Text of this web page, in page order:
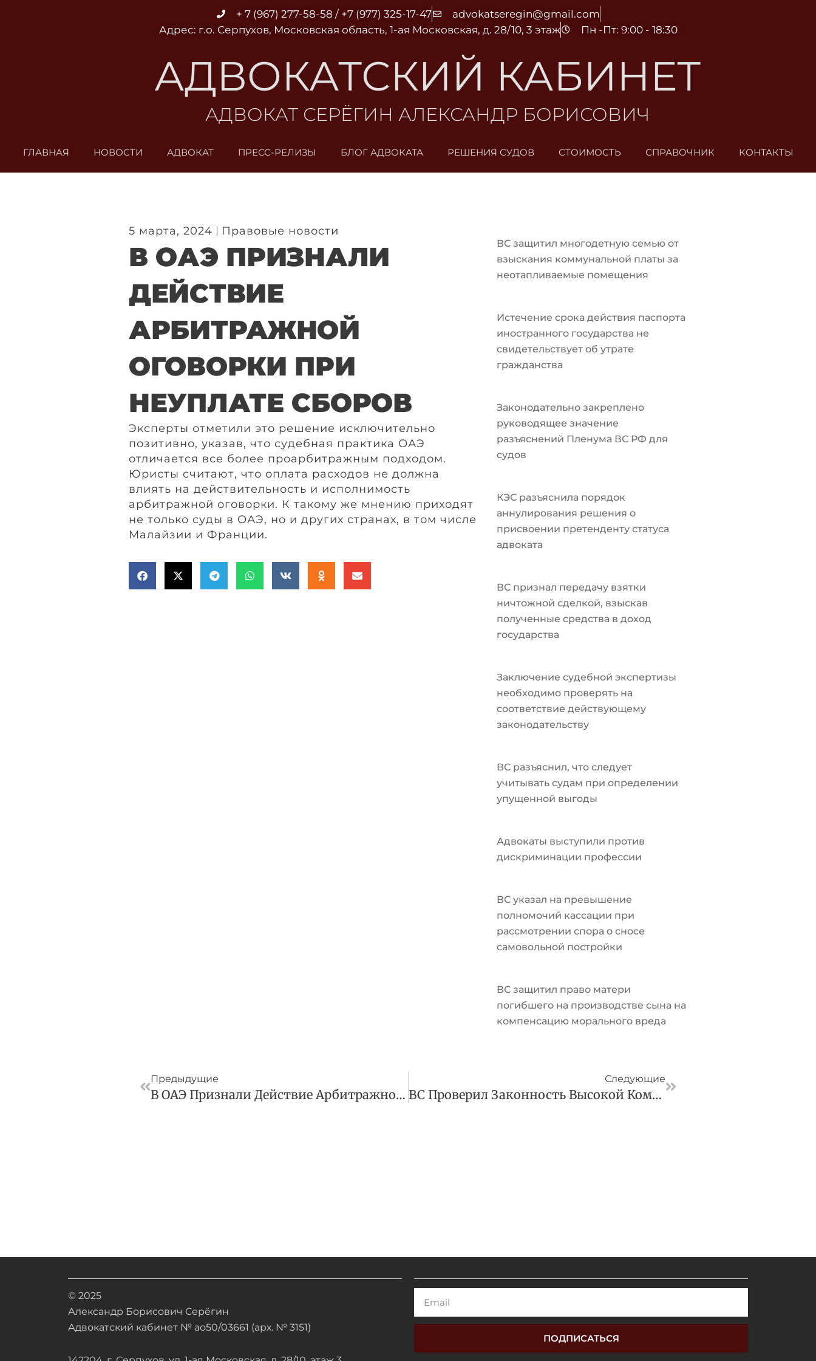
+ 7 (967) 277-58-58 / +7 (977) 325-17-47
advokatseregin@gmail.com
Адрес: г.о. Серпухов, Московская область, 1-ая Московская, д. 28/10, 3 этаж
Пн -Пт: 9:00 - 18:30
АДВОКАТСКИЙ КАБИНЕТ
АДВОКАТ СЕРЁГИН АЛЕКСАНДР БОРИСОВИЧ
ГЛАВНАЯ НОВОСТИ АДВОКАТ ПРЕСС-РЕЛИЗЫ БЛОГ АДВОКАТА РЕШЕНИЯ СУДОВ СТОИМОСТЬ СПРАВОЧНИК КОНТАКТЫ
5 марта, 2024 Правовые новости
В ОАЭ ПРИЗНАЛИ
ДЕЙСТВИЕ
АРБИТРАЖНОЙ
ОГОВОРКИ ПРИ
НЕУПЛАТЕ СБОРОВ
Эксперты отметили это решение исключительно
позитивно, указав, что судебная практика ОАЭ
отличается все более проарбитражным подходом.
Юристы считают, что оплата расходов не должна
влиять на действительность и исполнимость
арбитражной оговорки. К такому же мнению приходят
не только суды в ОАЭ, но и других странах, в том числе
Малайзии и Франции.
ВС защитил многодетную семью от
взыскания коммунальной платы за
неотапливаемые помещения
Истечение срока действия паспорта
иностранного государства не
свидетельствует об утрате
гражданства
Законодательно закреплено
руководящее значение
разъяснений Пленума ВС РФ для
судов
КЭС разъяснила порядок
аннулирования решения о
присвоении претенденту статуса
адвоката
ВС признал передачу взятки
ничтожной сделкой, взыскав
полученные средства в доход
государства
Заключение судебной экспертизы
необходимо проверять на
соответствие действующему
законодательству
ВС разъяснил, что следует
учитывать судам при определении
упущенной выгоды
Адвокаты выступили против
дискриминации профессии
ВС указал на превышение
полномочий кассации при
рассмотрении спора о сносе
самовольной постройки
ВС защитил право матери
погибшего на производстве сына на
компенсацию морального вреда
Предыдущие
В ОАЭ Признали Действие Арбитражной Оговорки При Неуплате Сборов
Следующие
ВС Проверил Законность Высокой Комиссии За Платежи Кооператива
© 2025
Александр Борисович Серёгин
Адвокатский кабинет № ао50/03661 (арх. № 3151)
ПОДПИСАТЬСЯ